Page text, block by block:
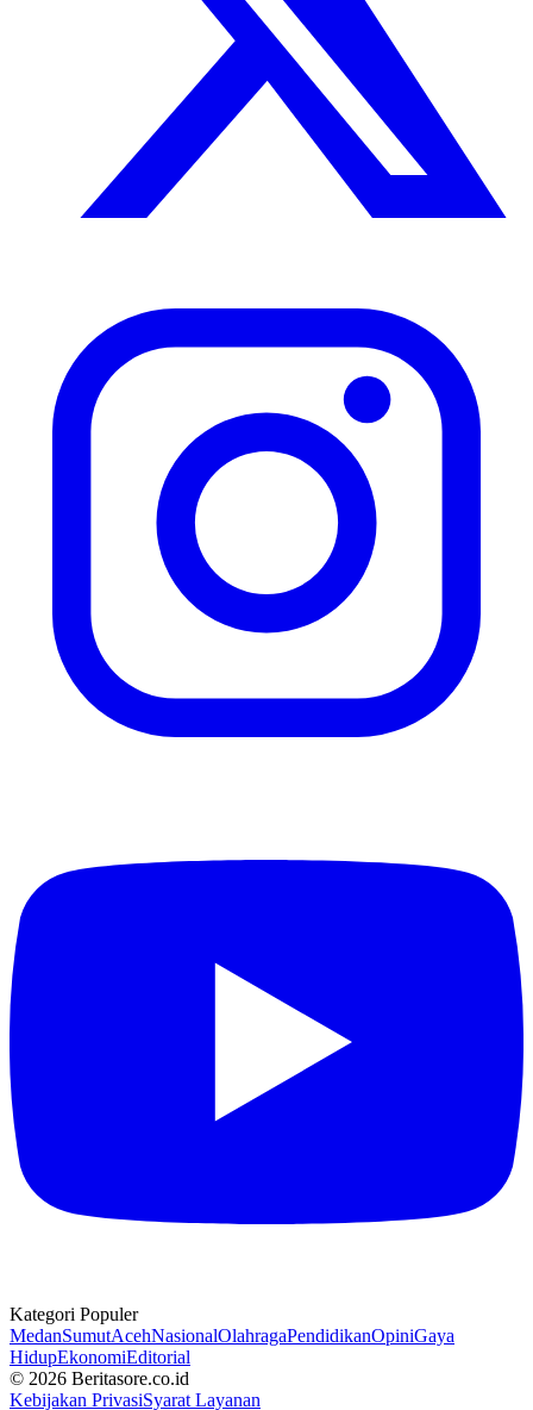
Kategori Populer
MedanSumutAcehNasionalOlahragaPendidikanOpiniGaya
HidupEkonomiEditorial
© 2026 Beritasore.co.id
Kebijakan PrivasiSyarat Layanan